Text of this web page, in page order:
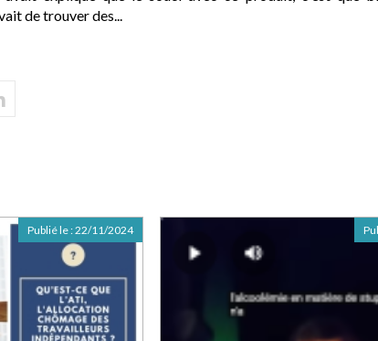
de trouver des...
Publié le :22/11/2024